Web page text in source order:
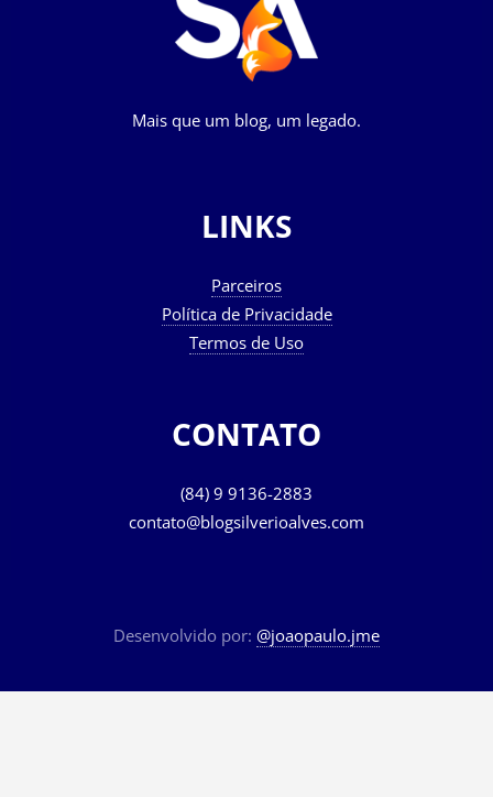
Mais que um blog, um legado.
LINKS
Parceiros
Política de Privacidade
Termos de Uso
CONTATO
(84) 9 9136-2883
contato@blogsilverioalves.com
Desenvolvido por: @joaopaulo.jme